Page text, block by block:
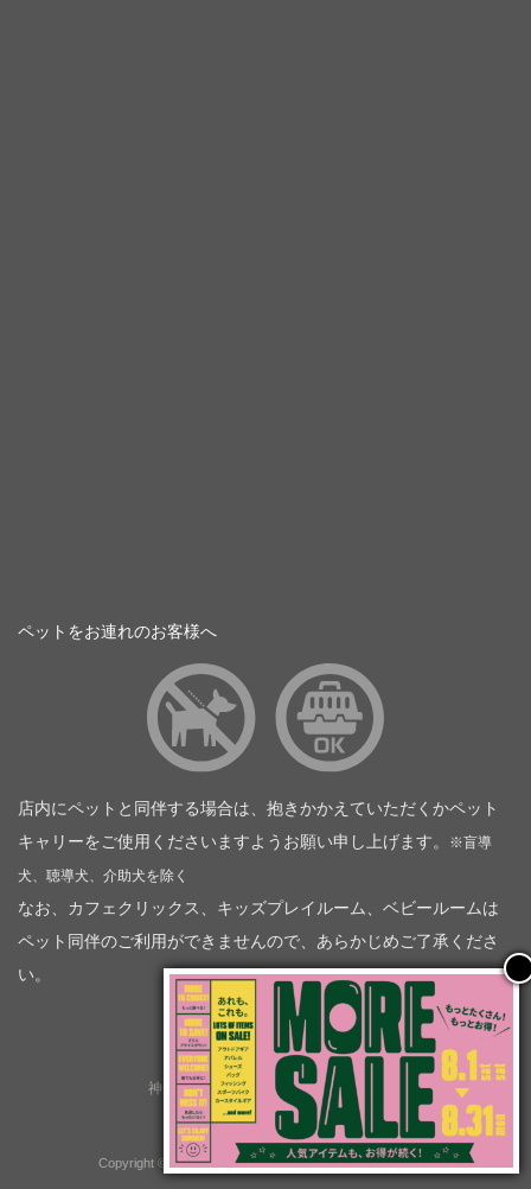
ペットをお連れのお客様へ
店内にペットと同伴する場合は、抱きかかえていただくかペット
キャリーをご使用くださいますようお願い申し上げます。
※盲導
犬、聴導犬、介助犬を除く
なお、カフェクリックス、キッズプレイルーム、ベビールームは
ペット同伴のご利用ができませんので、あらかじめご了承くださ
い。
神奈川トヨタ自動車（企業情報）
トヨタモビリティ神奈川
株式会社会社ＫＴグループ
Copyright © GOOD OPEN AIRS myX All Rights Reserved.